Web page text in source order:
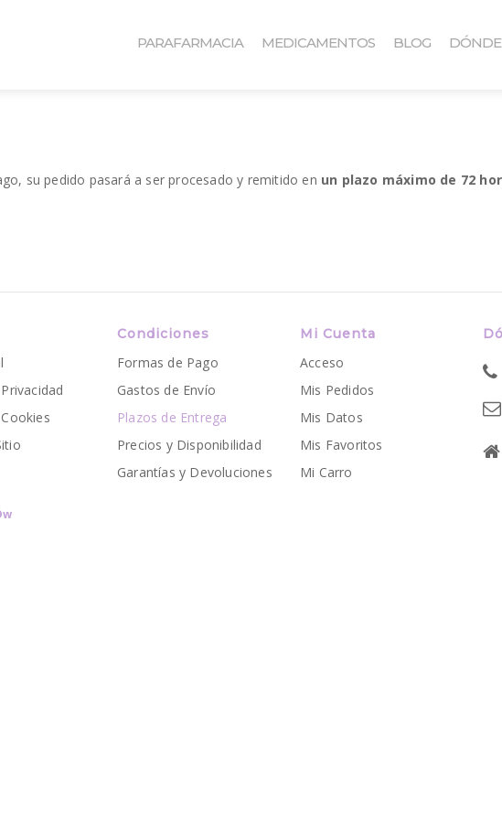
PARAFARMACIA MEDICAMENTOS BLOG
su pedido pasará a ser procesado y remitido en un plazo máximo de 72
Condiciones
Formas de Pago
Gastos de Envío
Plazos de Entrega
Precios y Disponibilidad
Garantías y Devoluciones
Mi Cuenta
Acceso
Mis Pedidos
Mis Datos
Mis Favoritos
Mi Carro